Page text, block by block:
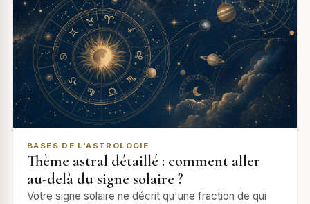
BASES DE L'ASTROLOGIE
Thème astral détaillé : comment aller
au-delà du signe solaire ?
Votre signe solaire ne décrit qu'une fraction de qui